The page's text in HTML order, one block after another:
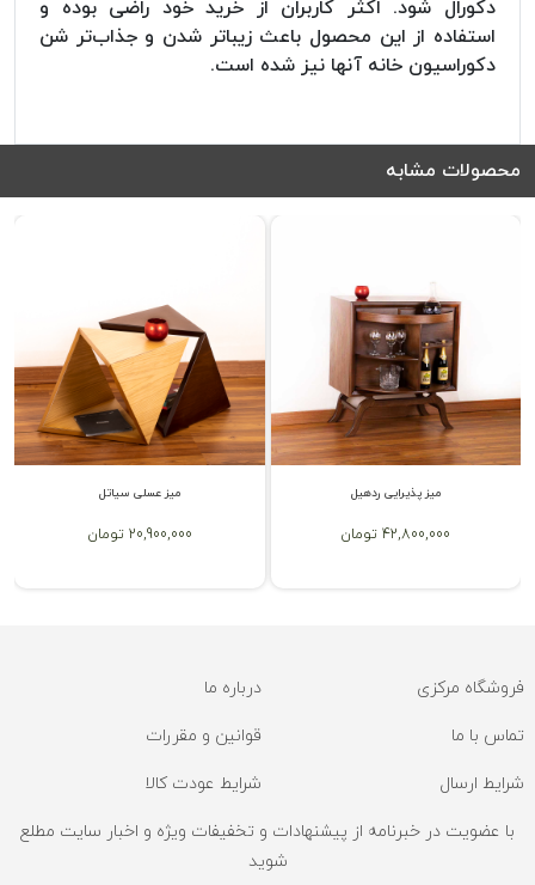
دکورال شود. اکثر کاربران از خرید خود راضی بوده و
استفاده از این محصول باعث زیباتر شدن و جذاب‌تر شن
دکوراسیون خانه آنها نیز شده است.
محصولات مشابه
میز عسلی سیاتل
20,900,000 تومان
میز پذیرایی ردهیل
42,800,000 تومان
فروشگاه مرکزی درباره ما
تماس با ما قوانین و مقررات
شرایط ارسال شرایط عودت کالا
با عضویت در خبرنامه از پیشنهادات و تخفیفات ویژه و اخبار سایت مطلع
شوید